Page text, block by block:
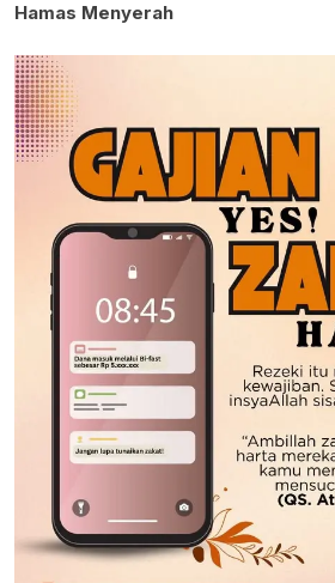
Hamas Menyerah